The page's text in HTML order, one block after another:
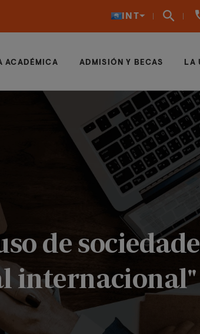
INT
ACADÉMICA ADMISIÓN Y BECAS LA
de
internacional"